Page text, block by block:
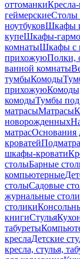
оттоманки
геймерскиеСтолы
ноутбуковШкафы
купеШкафы-
комнатыШкафы с
прихожуюПолки,
ванной комнаты
тумбыКомоды
прихожую
комодыТумбы
матрасыМатрасы
новорожденных
матрасОснования
кроватей
шкафы-кровати
столыБарные
компьютерные
столыСадовые
журнальные
столики
книгиСтулья
табуреты
креслаДетские
кресла, стулья,